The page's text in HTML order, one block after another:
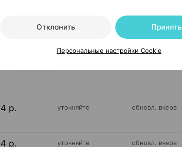
5
р. уточняйте обновл. вчера
р. уточняйте обновл. вчера
Отклонить Принять
Персональные настройки Cookie